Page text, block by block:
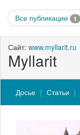
Все публикации 1
Сайт: www.myllarit.ru
Myllarit
Досье Статьи